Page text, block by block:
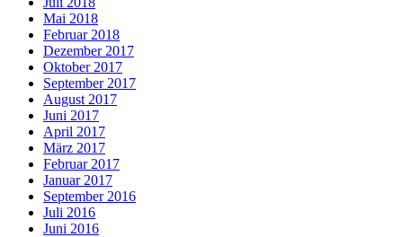
Mai 2018
Februar 2018
Dezember 2017
Oktober 2017
September 2017
August 2017
Juni 2017
April 2017
März 2017
Februar 2017
Januar 2017
September 2016
Juli 2016
Juni 2016